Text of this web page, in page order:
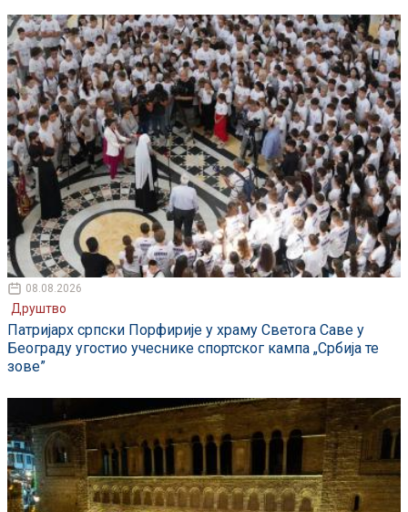
08.08.2026
Друштво
Патријарх српски Порфирије у храму Светога Саве у
Београду угостио учеснике спортског кампа „Србија те
зове”